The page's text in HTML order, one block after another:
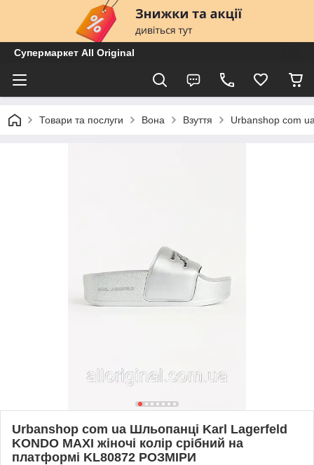
Супермаркет All Original
Товари та послуги Вона Взуття Urbanshop com
Urbanshop com ua Шльопанці Karl Lagerfeld
KONDO MAXI жіночі колір срібний на
платформі KL80872 РОЗМІРИ